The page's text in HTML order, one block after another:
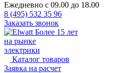
Ежедневно с 09.00 до 18.00
8 (495) 532 35 96
Заказать звонок
Более 15 лет
на рынке
электрики
Каталог товаров
Заявка на расчет